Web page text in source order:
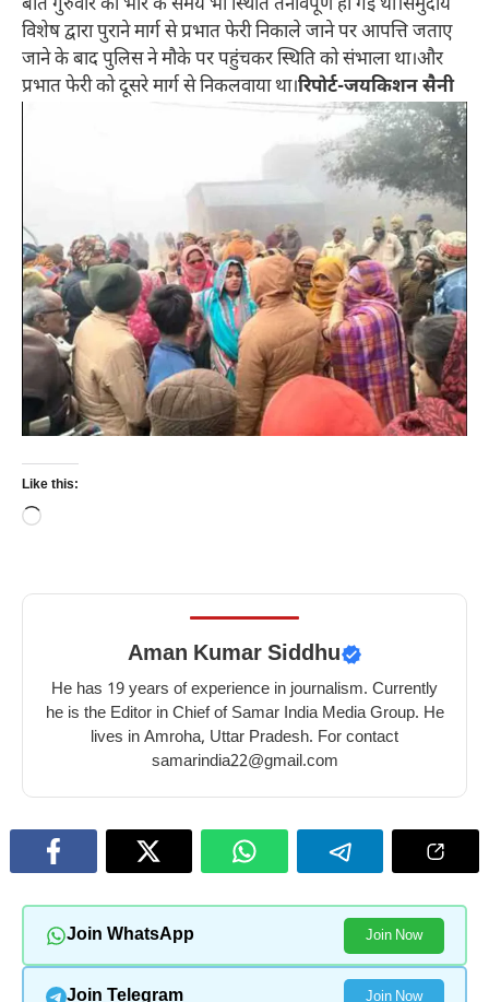
बीते गुरुवार की भोर के समय भी स्थिति तनावपूर्ण हो गई थी।समुदाय
विशेष द्वारा पुराने मार्ग से प्रभात फेरी निकाले जाने पर आपत्ति जताए
जाने के बाद पुलिस ने मौके पर पहुंचकर स्थिति को संभाला था।और
प्रभात फेरी को दूसरे मार्ग से निकलवाया था।रिपोर्ट-जयकिशन सैनी
Like this:
Loading…
Aman Kumar Siddhu
He has 19 years of experience in journalism. Currently
he is the Editor in Chief of Samar India Media Group. He
lives in Amroha, Uttar Pradesh. For contact
samarindia22@gmail.com
Join WhatsApp Join Now
Join Telegram Join Now